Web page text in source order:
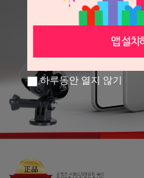
프 하세요!
하루동안 열지 않기